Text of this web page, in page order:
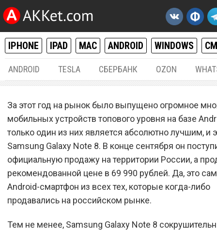
IPHONE IPAD MAC ANDROID WINDOWS
ANDROID TESLA СБЕРБАНК OZON
Samsung Galaxy Note 8
сокрушительно
России
За этот год на рынок было выпущено огромное
мобильных устройств топового уровня на базе
только один из них является абсолютно лучшим, и
Samsung Galaxy Note 8. В конце сентября он
официальную продажу на территории России, а
рекомендованной цене в 69 990 рублей. Да, это
Android-смартфон из всех тех, которые когда-либо
продавались на российском рынке.
Тем не менее, Samsung Galaxy Note 8